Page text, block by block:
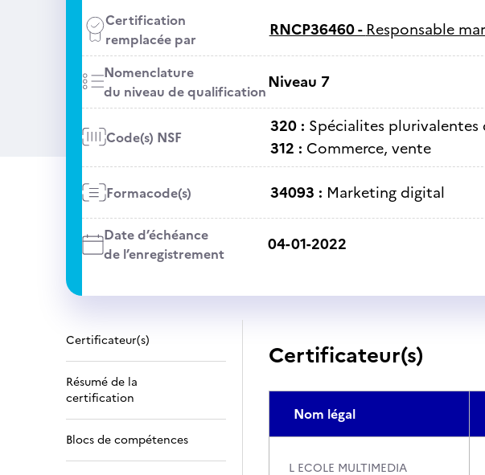
Certification
remplacée par
RNCP36460 - Responsable
Nomenclature
du niveau de qualificationNiveau 7
Code(s) NSF
320 : Spécialites
312 : Commerce, vente
Formacode(s) 34093 : Marketing digital
Date d’échéance
de l’enregistrement
04-01-2022
Certificateur(s)
Résumé de la
certification
Blocs de compétences
Certificateur(s)
Nom légal
L ECOLE MULTIMEDIA